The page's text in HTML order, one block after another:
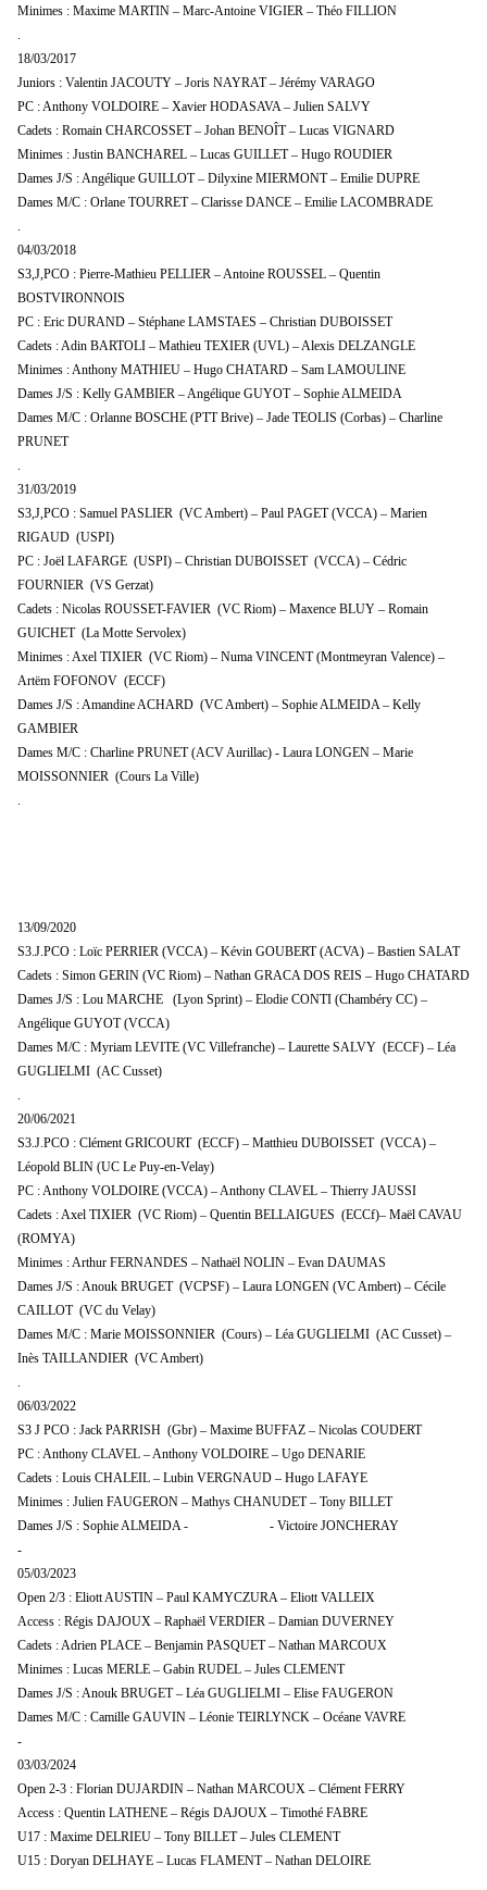
Minimes : Maxime MARTIN – Marc-Antoine VIGIER – Théo FILLION
.
18/03/2017
Juniors : Valentin JACOUTY – Joris NAYRAT – Jérémy VARAGO
PC : Anthony VOLDOIRE – Xavier HODASAVA – Julien SALVY
Cadets : Romain CHARCOSSET – Johan BENOÎT – Lucas VIGNARD
Minimes : Justin BANCHAREL – Lucas GUILLET – Hugo ROUDIER
Dames J/S : Angélique GUILLOT – Dilyxine MIERMONT – Emilie DUPRE
Dames M/C : Orlane TOURRET – Clarisse DANCE – Emilie LACOMBRADE
.
04/03/2018
S3,J,PCO : Pierre-Mathieu PELLIER – Antoine ROUSSEL – Quentin
BOSTVIRONNOIS
PC : Eric DURAND – Stéphane LAMSTAES – Christian DUBOISSET
Cadets : Adin BARTOLI – Mathieu TEXIER (UVL) – Alexis DELZANGLE
Minimes : Anthony MATHIEU – Hugo CHATARD – Sam LAMOULINE
Dames J/S : Kelly GAMBIER – Angélique GUYOT – Sophie ALMEIDA
Dames M/C : Orlanne BOSCHE (PTT Brive) – Jade TEOLIS (Corbas) – Charline
PRUNET
.
31/03/2019
S3,J,PCO : Samuel PASLIER (VC Ambert) – Paul PAGET (VCCA) – Marien
RIGAUD (USPI)
PC : Joël LAFARGE (USPI) – Christian DUBOISSET (VCCA) – Cédric
FOURNIER (VS Gerzat)
Cadets : Nicolas ROUSSET-FAVIER (VC Riom) – Maxence BLUY – Romain
GUICHET (La Motte Servolex)
Minimes : Axel TIXIER (VC Riom) – Numa VINCENT (Montmeyran Valence) –
Artëm FOFONOV (ECCF)
Dames J/S : Amandine ACHARD (VC Ambert) – Sophie ALMEIDA – Kelly
GAMBIER
Dames M/C : Charline PRUNET (ACV Aurillac) - Laura LONGEN – Marie
MOISSONNIER (Cours La Ville)
.
13/09/2020
S3.J.PCO : Loïc PERRIER (VCCA) – Kévin GOUBERT (ACVA) – Bastien SALAT
Cadets : Simon GERIN (VC Riom) – Nathan GRACA DOS REIS – Hugo CHATARD
Dames J/S : Lou MARCHE (Lyon Sprint) – Elodie CONTI (Chambéry CC) –
Angélique GUYOT (VCCA)
Dames M/C : Myriam LEVITE (VC Villefranche) – Laurette SALVY (ECCF) – Léa
GUGLIELMI (AC Cusset)
.
20/06/2021
S3.J.PCO : Clément GRICOURT (ECCF) – Matthieu DUBOISSET (VCCA) –
Léopold BLIN (UC Le Puy-en-Velay)
PC : Anthony VOLDOIRE (VCCA) – Anthony CLAVEL – Thierry JAUSSI
Cadets : Axel TIXIER (VC Riom) – Quentin BELLAIGUES (ECCf)– Maël CAVAU
(ROMYA)
Minimes : Arthur FERNANDES – Nathaël NOLIN – Evan DAUMAS
Dames J/S : Anouk BRUGET (VCPSF) – Laura LONGEN (VC Ambert) – Cécile
CAILLOT (VC du Velay)
Dames M/C : Marie MOISSONNIER (Cours) – Léa GUGLIELMI (AC Cusset) –
Inès TAILLANDIER (VC Ambert)
.
06/03/2022
S3 J PCO : Jack PARRISH (Gbr) – Maxime BUFFAZ – Nicolas COUDERT
PC : Anthony CLAVEL – Anthony VOLDOIRE – Ugo DENARIE
Cadets : Louis CHALEIL – Lubin VERGNAUD – Hugo LAFAYE
Minimes : Julien FAUGERON – Mathys CHANUDET – Tony BILLET
Dames J/S : Sophie ALMEIDA - - Victoire JONCHERAY
-
05/03/2023
Open 2/3 : Eliott AUSTIN – Paul KAMYCZURA – Eliott VALLEIX
Access : Régis DAJOUX – Raphaël VERDIER – Damian DUVERNEY
Cadets : Adrien PLACE – Benjamin PASQUET – Nathan MARCOUX
Minimes : Lucas MERLE – Gabin RUDEL – Jules CLEMENT
Dames J/S : Anouk BRUGET – Léa GUGLIELMI – Elise FAUGERON
Dames M/C : Camille GAUVIN – Léonie TEIRLYNCK – Océane VAVRE
-
03/03/2024
Open 2-3 : Florian DUJARDIN – Nathan MARCOUX – Clément FERRY
Access : Quentin LATHENE – Régis DAJOUX – Timothé FABRE
U17 : Maxime DELRIEU – Tony BILLET – Jules CLEMENT
U15 : Doryan DELHAYE – Lucas FLAMENT – Nathan DELOIRE